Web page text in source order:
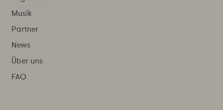
Musik
Partner
News
Über uns
FAQ